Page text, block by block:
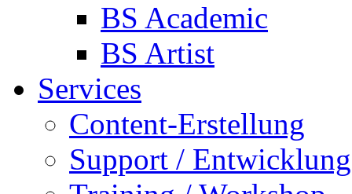
BS Academic
BS Artist
Services
Content-Erstellung
Support / Entwicklung